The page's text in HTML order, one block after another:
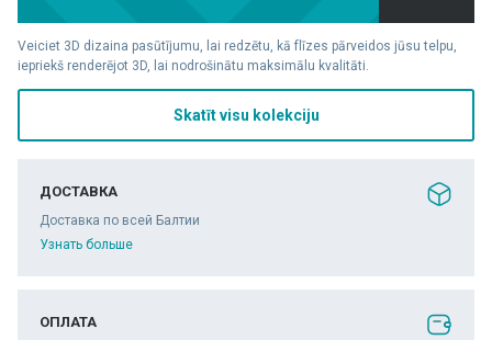
Veiciet 3D dizaina pasūtījumu, lai redzētu, kā flīzes pārveidos jūsu telpu,
iepriekš renderējot 3D, lai nodrošinātu maksimālu kvalitāti.
Skatīt visu kolekciju
ДОСТАВКА
Доставка по всей Балтии
Узнать больше
ОПЛАТА